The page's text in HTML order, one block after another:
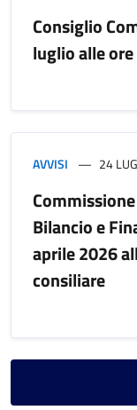
Consiglio
luglio alle
AVVISI 24
Bilancio e
aprile 2026
consiliare